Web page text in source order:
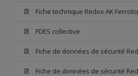
Fiche technique Redox AK
FDES collective